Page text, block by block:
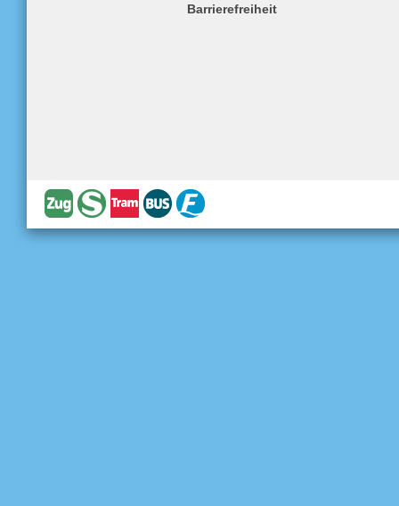
Barrierefreiheit